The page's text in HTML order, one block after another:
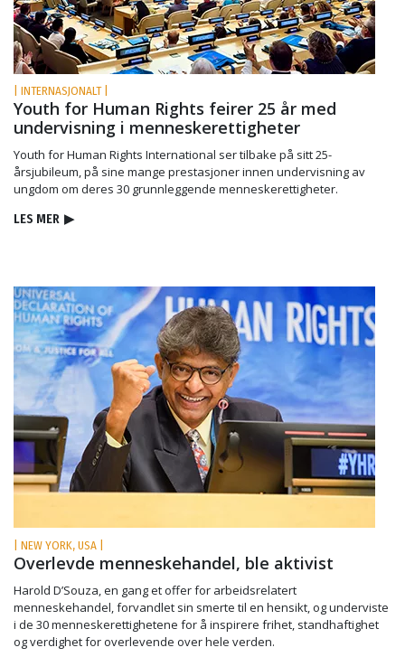
| INTERNASJONALT |
Youth for Human Rights feirer 25 år med
undervisning i menneskerettigheter
Youth for Human Rights International ser tilbake på sitt 25-
årsjubileum, på sine mange prestasjoner innen undervisning av
ungdom om deres 30 grunnleggende menneskerettigheter.
LES MER ▶
| NEW YORK, USA |
Overlevde menneskehandel, ble aktivist
Harold D’Souza, en gang et offer for arbeidsrelatert
menneskehandel, forvandlet sin smerte til en hensikt, og underviste
i de 30 menneske­rettighetene for å inspirere frihet, standhaftighet
og verdighet for overlevende over hele verden.